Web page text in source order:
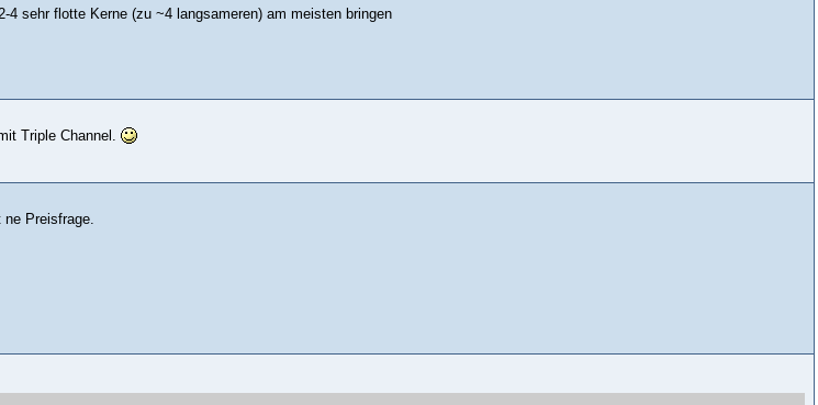
4 sehr flotte Kerne (zu ~4 langsameren) am meisten bringen
Triple Channel.
Preisfrage.